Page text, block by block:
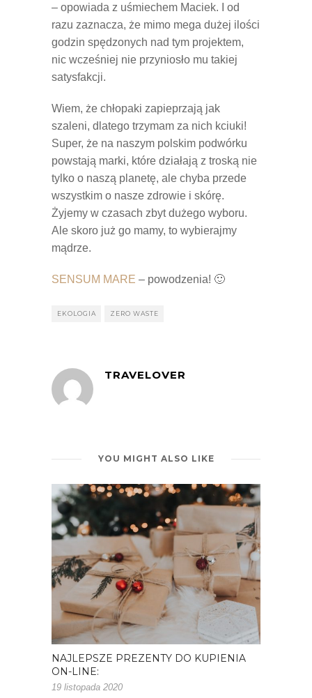
– opowiada z uśmiechem Maciek. I od
razu zaznacza, że mimo mega dużej ilości
godzin spędzonych nad tym projektem,
nic wcześniej nie przyniosło mu takiej
satysfakcji.
Wiem, że chłopaki zapieprzają jak
szaleni, dlatego trzymam za nich kciuki!
Super, że na naszym polskim podwórku
powstają marki, które działają z troską nie
tylko o naszą planetę, ale chyba przede
wszystkim o nasze zdrowie i skórę.
Żyjemy w czasach zbyt dużego wyboru.
Ale skoro już go mamy, to wybierajmy
mądrze.
SENSUM MARE – powodzenia! 🙂
EKOLOGIA ZERO WASTE
TRAVELOVER
YOU MIGHT ALSO LIKE
NAJLEPSZE PREZENTY DO KUPIENIA
ON-LINE:
19 listopada 2020